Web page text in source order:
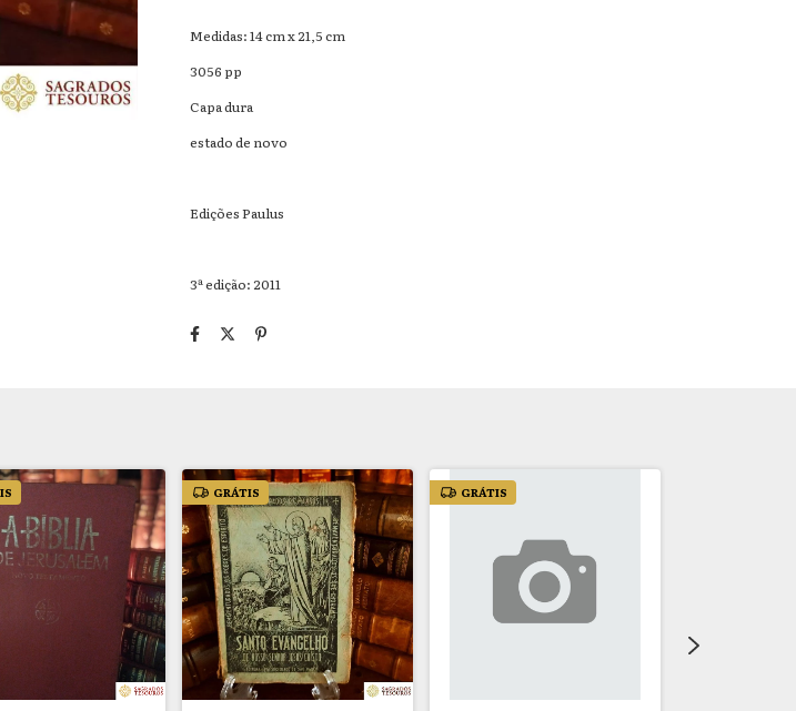
Medidas: 14 cm x 21,5 cm
3056 pp
Capa dura
estado de novo
Edições Paulus
3ª edição: 2011
GRÁTIS GRÁTIS